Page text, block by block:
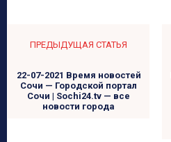
ПРЕДЫДУЩАЯ СТАТЬЯ
22-07-2021 Время новостей
Сочи — Городской портал
Сочи | Sochi24.tv — все
новости города